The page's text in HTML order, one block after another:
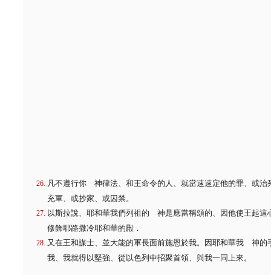
凡不遵行你 神律法、和王命令的人、就當速速定他的罪、或治
充軍、或抄家、或囚禁。
以斯拉說、耶和華我們列祖的 神是應當稱頌的、因他使王起這
修飾耶路撒冷耶和華的殿．
又在王和謀士、並大能的軍長面前施恩於我。因耶和華我 神的
我、我就得以堅強、從以色列中招聚首領、與我一同上來。